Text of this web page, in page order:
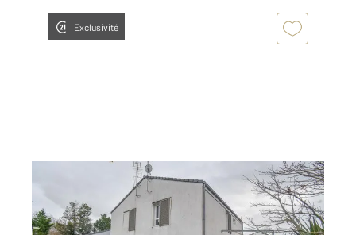
Exclusivité
ST AUBIN DE MEDOC 33
87,17 m
, 4 pièces
Ref : 5963